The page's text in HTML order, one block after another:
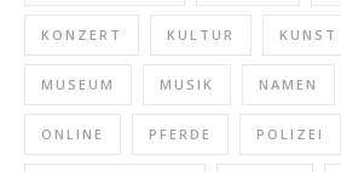
KONZERT KULTUR KUNST
MUSEUM MUSIK NAMEN
ONLINE PFERDE POLIZEI